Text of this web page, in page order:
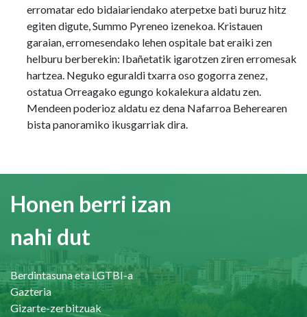
erromatar edo bidaiariendako aterpetxe bati buruz hitz
egiten digute, Summo Pyreneo izenekoa. Kristauen
garaian, erromesendako lehen ospitale bat eraiki zen
helburu berberekin: Ibañetatik igarotzen ziren erromesak
hartzea. Neguko eguraldi txarra oso gogorra zenez,
ostatua Orreagako egungo kokalekura aldatu zen.
Mendeen poderioz aldatu ez dena Nafarroa Beherearen
bista panoramiko ikusgarriak dira.
Honen berri izan
nahi dut
Berdintasuna eta LGTBI-a
Gazteria
Gizarte-zerbitzuak